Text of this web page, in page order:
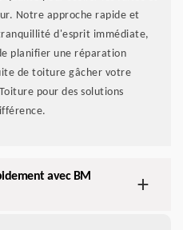
Notre approche rapide et
d'esprit immédiate,
planifier une réparation
de toiture gâcher votre
pour des solutions
avec BM